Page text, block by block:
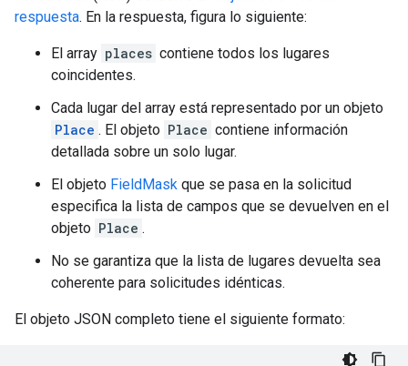
respuesta. En la respuesta, figura lo siguiente:
El array places contiene todos los lugares
coincidentes.
Cada lugar del array está representado por un objeto
Place . El objeto Place contiene información
detallada sobre un solo lugar.
El objeto FieldMask que se pasa en la solicitud
especifica la lista de campos que se devuelven en el
objeto Place .
No se garantiza que la lista de lugares devuelta sea
coherente para solicitudes idénticas.
El objeto JSON completo tiene el siguiente formato: